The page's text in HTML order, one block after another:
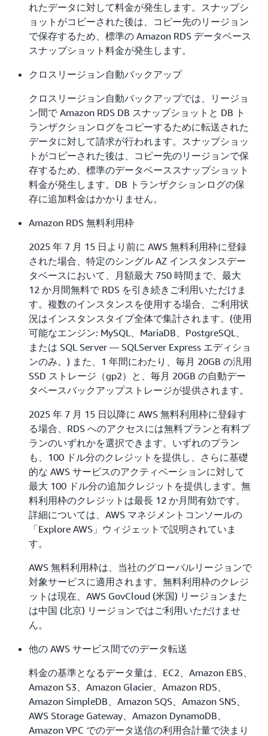
れたデータに対して料金が発生します。スナップシ
ョットがコピーされた後は、コピー先のリージョン
で保存するため、標準の Amazon RDS データベース
スナップショット料金が発生します。
クロスリージョン自動バックアップ
クロスリージョン自動バックアップでは、リージョ
ン間で Amazon RDS DB スナップショットと DB ト
ランザクションログをコピーするために転送された
データに対して請求が行われます。スナップショッ
トがコピーされた後は、コピー先のリージョンで保
存するため、標準のデータベーススナップショット
料金が発生します。DB トランザクションログの保
存に追加料金はかかりません。
Amazon RDS 無料利用枠
2025 年 7 月 15 日より前に AWS 無料利用枠に登録
された場合、特定のシングル AZ インスタンスデー
タベースにおいて、月額最大 750 時間まで、最大
12 か月間無料で RDS を引き続きご利用いただけま
す。複数のインスタンスを使用する場合、ご利用状
況はインスタンスタイプ全体で集計されます。(使用
可能なエンジン: MySQL、MariaDB、PostgreSQL、
または SQL Server — SQLServer Express エディショ
ンのみ。) また、1 年間にわたり、毎月 20GB の汎用
SSD ストレージ（gp2）と、毎月 20GB の自動デー
タベースバックアップストレージが提供されます。
2025 年 7 月 15 日以降に AWS 無料利用枠に登録す
る場合、RDS へのアクセスには無料プランと有料プ
ランのいずれかを選択できます。いずれのプラン
も、100 ドル分のクレジットを提供し、さらに基礎
的な AWS サービスのアクティベーションに対して
最大 100 ドル分の追加クレジットを提供します。無
料利用枠のクレジットは最長 12 か月間有効です。
詳細については、AWS マネジメントコンソールの
「Explore AWS」ウィジェットで説明されていま
す。
AWS 無料利用枠は、当社のグローバルリージョンで
対象サービスに適用されます。無料利用枠のクレジ
ットは現在、AWS GovCloud (米国) リージョンまた
は中国 (北京) リージョンではご利用いただけませ
ん。
他の AWS サービス間でのデータ転送
料金の基準となるデータ量は、EC2、Amazon EBS、
Amazon S3、Amazon Glacier、Amazon RDS、
Amazon SimpleDB、Amazon SQS、Amazon SNS、
AWS Storage Gateway、Amazon DynamoDB、
Amazon VPC でのデータ送信の利用合計量で決まり